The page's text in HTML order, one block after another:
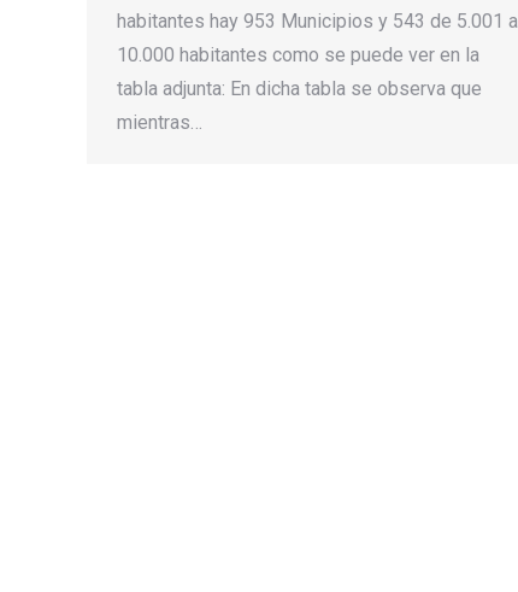
habitantes hay 953 Municipios y 543 de 5.001 a
10.000 habitantes como se puede ver en la
tabla adjunta: En dicha tabla se observa que
mientras…